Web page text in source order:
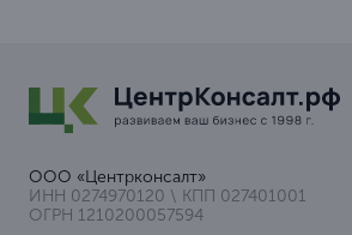
ООО «Центрконсалт»
ИНН 0274970120 \ КПП 027401001
ОГРН 1210200057594